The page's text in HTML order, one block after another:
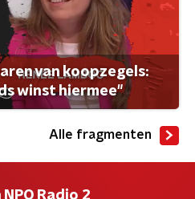
van koopzegels:
winst hiermee"
Alle fragmenten
NPO Radio 2